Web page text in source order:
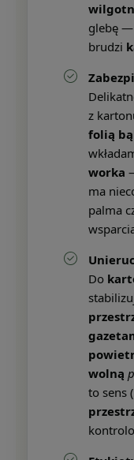
glebę
brudzi
z
folią
worka
ma
palma
Do
wolną
to sens